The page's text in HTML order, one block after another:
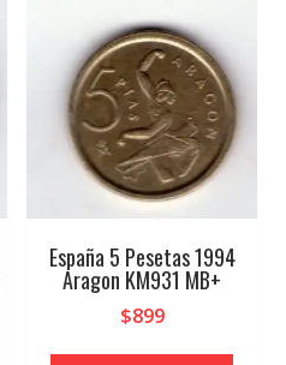
España 5 Pesetas 1994
Aragon KM931 MB+
$899